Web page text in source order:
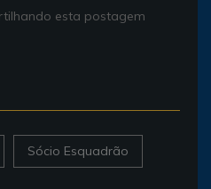
esta postagem
Sócio Esquadrão